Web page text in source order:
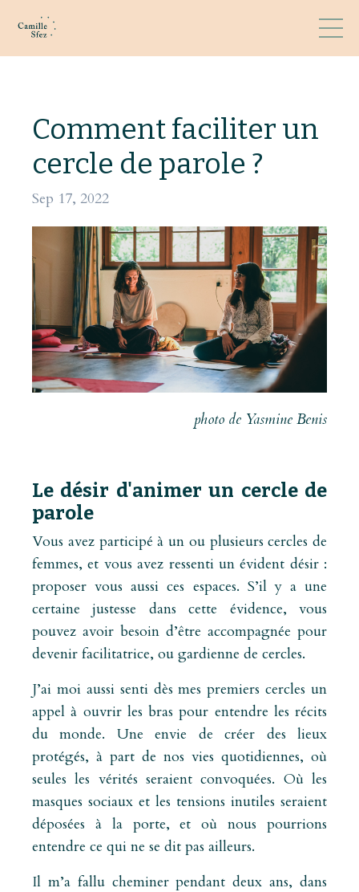
Comment faciliter un
cercle de parole ?
Sep 17, 2022
photo de Yasmine Benis
Le désir d'animer un cercle de
parole
Vous avez participé à un ou plusieurs cercles de
femmes, et vous avez ressenti un évident désir :
proposer vous aussi ces espaces. S’il y a une
certaine justesse dans cette évidence, vous
pouvez avoir besoin d’être accompagnée pour
devenir facilitatrice, ou gardienne de cercles.
J’ai moi aussi senti dès mes premiers cercles un
appel à ouvrir les bras pour entendre les récits
du monde. Une envie de créer des lieux
protégés, à part de nos vies quotidiennes, où
seules les vérités seraient convoquées. Où les
masques sociaux et les tensions inutiles seraient
déposées à la porte, et où nous pourrions
entendre ce qui ne se dit pas ailleurs.
Il m’a fallu cheminer pendant deux ans, dans